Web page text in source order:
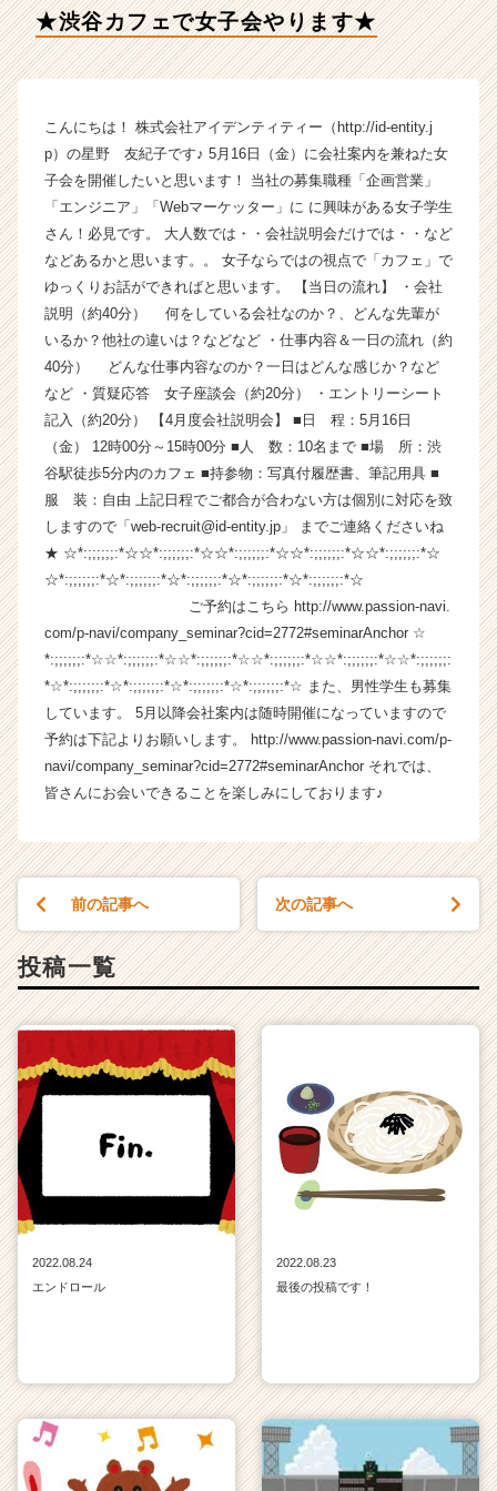
イ
ン
ィ
テ
ー
の
タ
イ
ム
ラ
イ
|
ベ
ン
チ
ャ
ー・
成
企
業
か
ら
ス
カ
ウ
が
届
く
活
チ
キ
リ
（C
h
C
★渋谷カフェで女子会やります★
こんにちは！ 株式会社アイデンティティー（http://id-entity.j
p）の星野 友紀子です♪ 5月16日（金）に会社案内を兼ねた女
子会を開催したいと思います！ 当社の募集職種「企画営業」
「エンジニア」「Webマーケッター」に に興味がある女子学生
さん！必見です。 大人数では・・会社説明会だけでは・・など
などあるかと思います。。 女子ならではの視点で「カフェ」で
ゆっくりお話ができればと思います。 【当日の流れ】 ・会社
説明（約40分） 何をしている会社なのか？、どんな先輩が
いるか？他社の違いは？などなど ・仕事内容＆一日の流れ（約
40分） どんな仕事内容なのか？一日はどんな感じか？など
など ・質疑応答 女子座談会（約20分） ・エントリーシート
記入（約20分） 【4月度会社説明会】 ■日 程：5月16日
（金） 12時00分～15時00分 ■人 数：10名まで ■場 所：渋
谷駅徒歩5分内のカフェ ■持参物：写真付履歴書、筆記用具 ■
服 装：自由 上記日程でご都合が合わない方は個別に対応を致
しますので「web-recruit@id-entity.jp」 までご連絡くださいね
★ ☆*:;;;;;;:*☆☆*:;;;;;;:*☆☆*:;;;;;;:*☆☆*:;;;;;;:*☆☆*:;;;;;;:*☆
☆*:;;;;;;:*☆*:;;;;;;:*☆*:;;;;;;:*☆*:;;;;;;:*☆*:;;;;;;:*☆
ご予約はこちら http://www.passion-navi.
com/p-navi/company_seminar?cid=2772#seminarAnchor ☆
*:;;;;;;:*☆☆*:;;;;;;:*☆☆*:;;;;;;:*☆☆*:;;;;;;:*☆☆*:;;;;;;:*☆☆*:;;;;;;:
*☆*:;;;;;;:*☆*:;;;;;;:*☆*:;;;;;;:*☆*:;;;;;;:*☆ また、男性学生も募集
しています。 5月以降会社案内は随時開催になっていますので
予約は下記よりお願いします。 http://www.passion-navi.com/p-
navi/company_seminar?cid=2772#seminarAnchor それでは、
皆さんにお会いできることを楽しみにしております♪
前の記事へ 次の記事へ
投稿一覧
2022.08.24
エンドロール
2022.08.23
最後の投稿です！